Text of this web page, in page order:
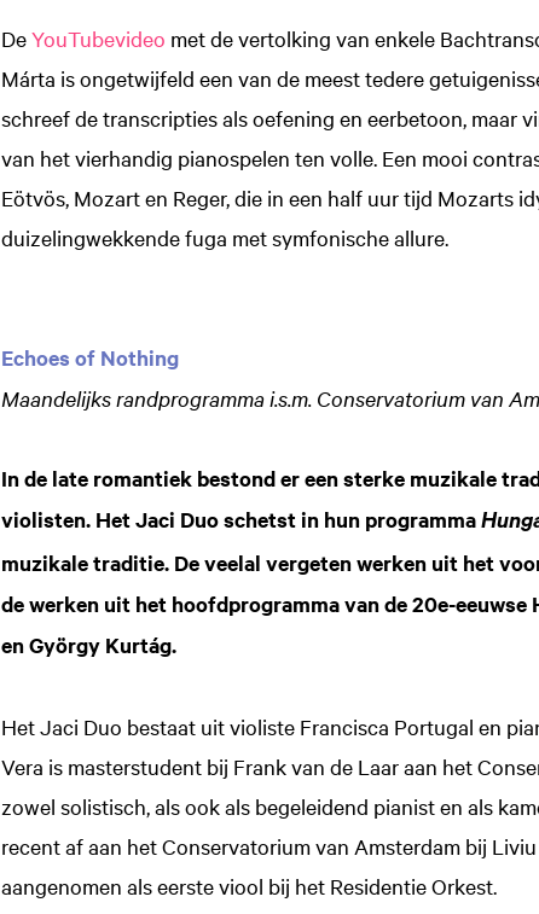
DeYouTubevideo met de vertolking van enkele
Márta is ongetwijfeld een van de meest tedere
schreef de transcripties als oefening en eerbetoon, maar
van het vierhandig pianospelen ten volle. Een mooi
Eötvös, Mozart en Reger, die in een half uur tijd Mozarts
duizelingwekkende fuga met symfonische allure.
Echoes of Nothing
Maandelijks randprogramma i.s.m. Conservatorium van
In de late romantiek bestond er een sterke muzikale
violisten. Het Jaci Duo schetst in hun programma
muzikale traditie. De veelal vergeten werken uit het
de werken uit het hoofdprogramma van de 20e-
en György Kurtág.
Het Jaci Duo bestaat uit violiste Francisca Portugal en
Vera is masterstudent bij Frank van de Laar aan het
zowel solistisch, als ook als begeleidend pianist en als
recent af aan het Conservatorium van Amsterdam bij
aangenomen als eerste viool bij het Residentie Orkest.